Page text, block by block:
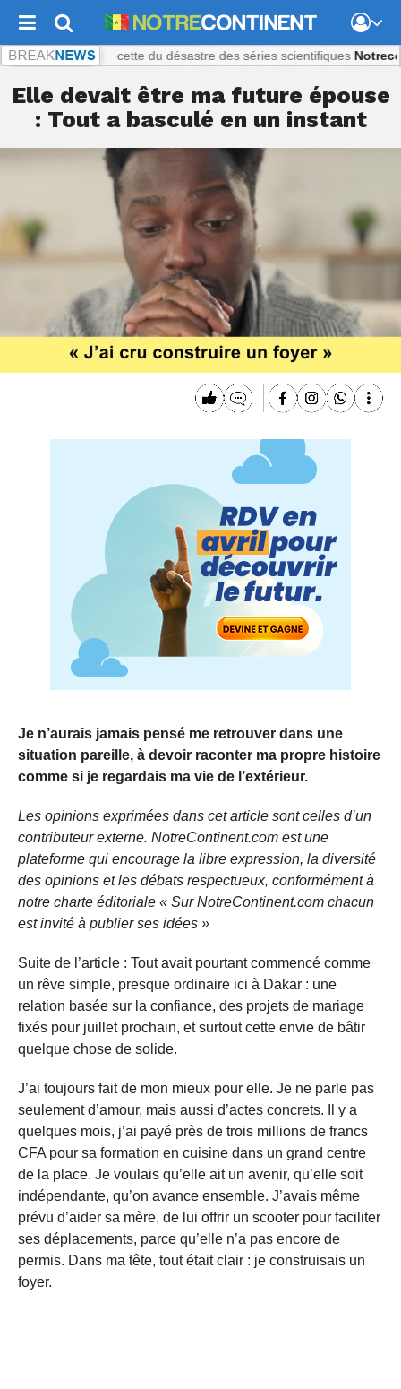
: La recette du désastre des séries scientifiques
Elle devait être ma future épouse
: Tout a basculé en un instant
Je n’aurais jamais pensé me retrouver dans une
situation pareille, à devoir raconter ma propre histoire
comme si je regardais ma vie de l’extérieur.
Les opinions exprimées dans cet article sont celles d’un
contributeur externe. NotreContinent.com est une
plateforme qui encourage la libre expression, la diversité
des opinions et les débats respectueux, conformément à
notre charte éditoriale « Sur NotreContinent.com chacun
est invité à publier ses idées »
Suite de l’article : Tout avait pourtant commencé comme
un rêve simple, presque ordinaire ici à Dakar : une
relation basée sur la confiance, des projets de mariage
fixés pour juillet prochain, et surtout cette envie de bâtir
quelque chose de solide.
J’ai toujours fait de mon mieux pour elle. Je ne parle pas
seulement d’amour, mais aussi d’actes concrets. Il y a
quelques mois, j’ai payé près de trois millions de francs
CFA pour sa formation en cuisine dans un grand centre
de la place. Je voulais qu’elle ait un avenir, qu’elle soit
indépendante, qu’on avance ensemble. J’avais même
prévu d’aider sa mère, de lui offrir un scooter pour faciliter
ses déplacements, parce qu’elle n’a pas encore de
permis. Dans ma tête, tout était clair : je construisais un
foyer.